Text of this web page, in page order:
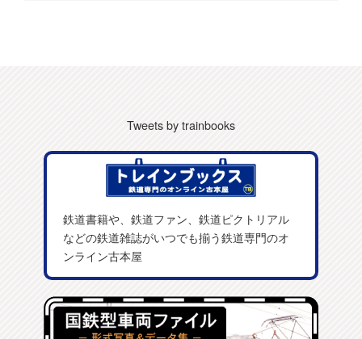
Tweets by trainbooks
鉄道書籍や、鉄道ファン、鉄道ピクトリアル
などの鉄道雑誌がいつでも揃う鉄道専門のオ
ンライン古本屋